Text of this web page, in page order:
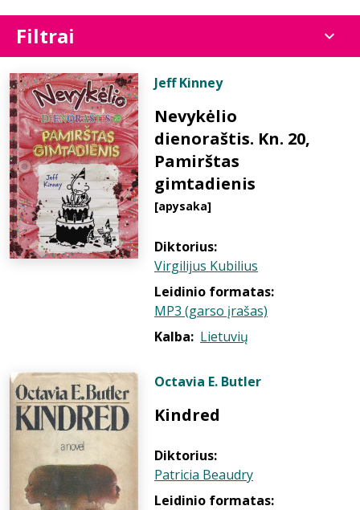
Filtrai
Jeff Kinney
Nevykėlio
dienoraštis. Kn. 20,
Pamirštas
gimtadienis
[apysaka]
Diktorius:
Virgilijus Kubilius
Leidinio formatas:
MP3 (garso įrašas)
Kalba: Lietuvių
Octavia E. Butler
Kindred
Diktorius:
Patricia Beaudry
Leidinio formatas: